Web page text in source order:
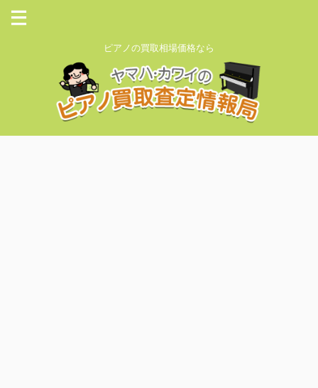
ピアノの買取相場価格なら